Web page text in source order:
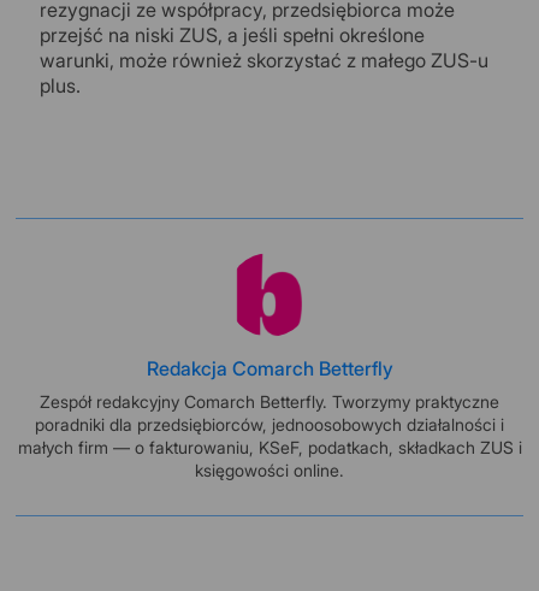
rezygnacji ze współpracy, przedsiębiorca może
przejść na niski ZUS, a jeśli spełni określone
warunki, może również skorzystać z małego ZUS-u
plus.
Redakcja Comarch Betterfly
Zespół redakcyjny Comarch Betterfly. Tworzymy praktyczne
poradniki dla przedsiębiorców, jednoosobowych działalności i
małych firm — o fakturowaniu, KSeF, podatkach, składkach ZUS i
księgowości online.